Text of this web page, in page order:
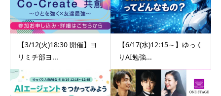
【3/12(火)18:30 開催】ヨ
リミチ部ヨ...
【6/17(水)12:15～】ゆっく
りAI勉強...